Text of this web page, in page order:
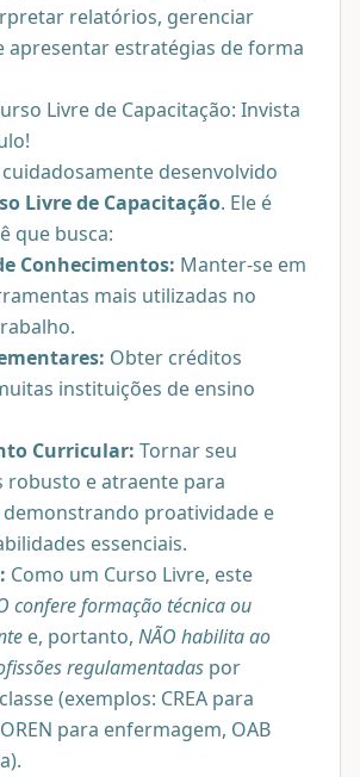
relatórios, gerenciar
apresentar estratégias de forma
Livre de Capacitação: Invista
desenvolvido
Livre de Capacitação. Ele é
que busca:
Conhecimentos: Manter-se em
mais utilizadas no
Obter créditos
instituições de ensino
Curricular: Tornar seu
robusto e atraente para
proatividade e
essenciais.
Como um Curso Livre, este
confere formação técnica ou
e, portanto, NÃO habilita ao
regulamentadas por
(exemplos: CREA para
para enfermagem, OAB